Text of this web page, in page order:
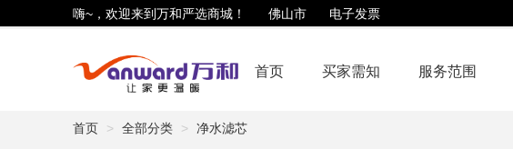
嗨~，欢迎来到万和严选商城！ 佛山市 电子发票
首页 买家需知 服务范围
首页 全部分类 净水滤芯